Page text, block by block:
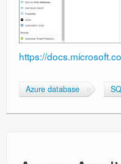
https://
Azure database